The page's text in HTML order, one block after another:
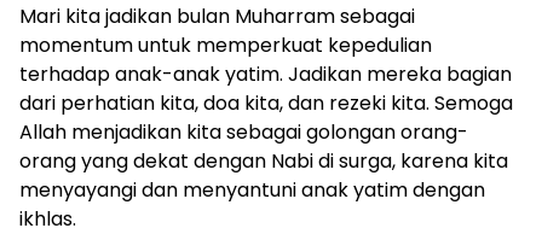
Mari kita jadikan bulan Muharram sebagai
momentum untuk memperkuat kepedulian
terhadap anak-anak yatim. Jadikan mereka bagian
dari perhatian kita, doa kita, dan rezeki kita. Semoga
Allah menjadikan kita sebagai golongan orang-
orang yang dekat dengan Nabi di surga, karena kita
menyayangi dan menyantuni anak yatim dengan
ikhlas.